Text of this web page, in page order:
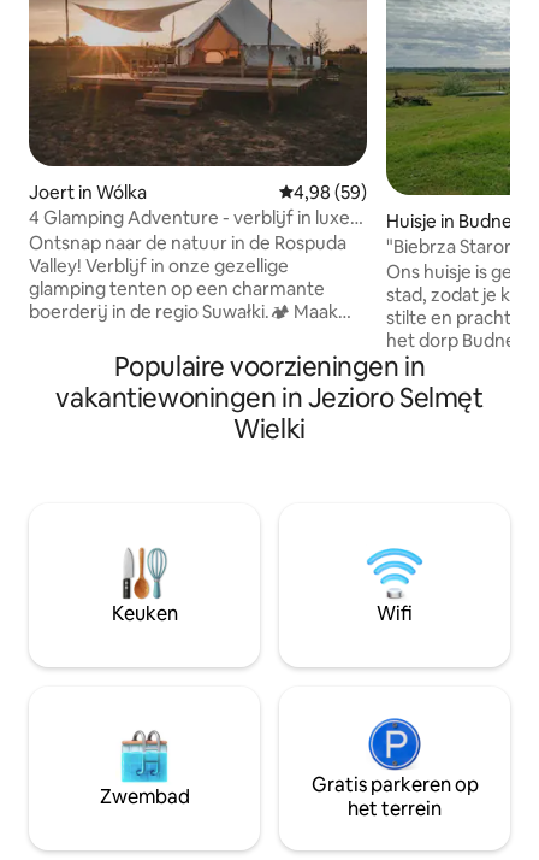
Joert in Wólka Gemiddelde beoordeling van
4,98 (59)
4 Glamping Adventure - verblijf in luxe
bungalowtent
Ontsnap naar de natuur in de Rospuda
Valley! Verblijf in onze gezellige
glamping tenten op een charmante
boerderij in de regio Suwałki.🏕️ Maak
Dierenvriendelijke konijnen, eenden,
kippen (geniet van verse eieren), pony's,
kalveren, vijver gevuld met vis en
bijenkorven zoemen met bijen. Onze
roeien 🍀vissen Boek nu voor een
onvergetelijk glampingavontuur!
Huisje in Budne
"Biebrza
Ons huisje is
stad, zodat je
stilte en prachtig
het dorp Budne
onderbreking van
Het huisje ligt in
Biabrzański
een barbecue. Houtgestookte 🔥sauna
Prijs Ma-do 250 PLN - sessie van 3 uur
Vr-zo PLN 300
Populaire voorzieningen in
vakantiewoningen in Jezioro Selmęt
Wielki
Keuken Wifi
Zwembad
Gratis parkeren op
het terrein